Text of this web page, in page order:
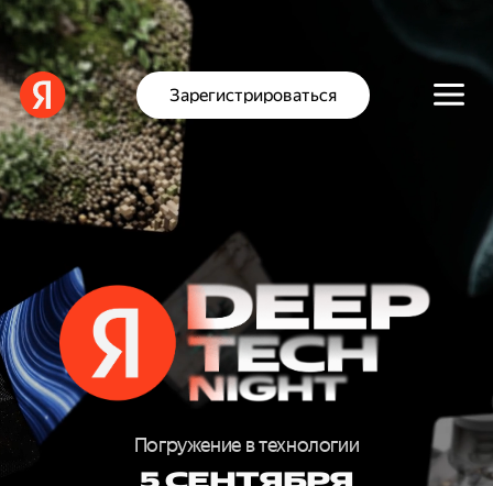
Зарегистрироваться
D
E
E
Погружение в технологии